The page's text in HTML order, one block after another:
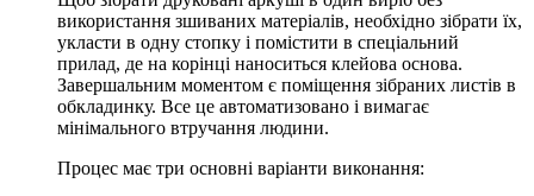
використання зшиваних матеріалів, необхідно зібрати їх,
укласти в одну стопку і помістити в спеціальний
прилад, де на корінці наноситься клейова основа.
Завершальним моментом є поміщення зібраних листів в
обкладинку. Все це автоматизовано і вимагає
мінімального втручання людини.
Процес має три основні варіанти виконання: